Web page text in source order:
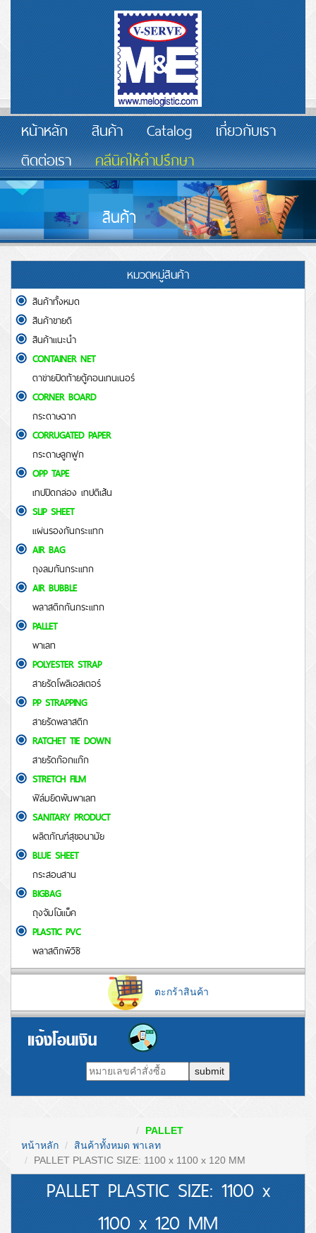
หน้าหลัก สินค้า Catalog
เกี่ยวกับเรา
ติดต่อเรา
คลีนิคให้คำปรึกษา
สินค้า
หมวดหมู่สินค้า
สินค้าทั้งหมด
สินค้าขายดี
สินค้าแนะนำ
CONTAINER NET
ตาข่ายปิดท้ายตู้คอนเทนเนอร์
CORNER BOARD
กระดาษฉาก
CORRUGATED PAPER
กระดาษลูกฟูก
OPP TAPE
เทปปิดกล่อง เทปตีเส้น
SLIP SHEET
แผ่นรองกันกระแทก
AIR BAG
ถุงลมกันกระแทก
AIR BUBBLE
พลาสติกกันกระแทก
PALLET
พาเลท
POLYESTER STRAP
สายรัดโพลีเอสเตอร์
PP STRAPPING
สายรัดพลาสติก
RATCHET TIE DOWN
สายรัดก๊อกแก๊ก
STRETCH FILM
ฟิล์มยืดพันพาเลท
SANITARY PRODUCT
ผลิตภัณฑ์สุขอนามัย
BLUE SHEET
กระสอบสาน
BIGBAG
ถุงจัมโบ้แบ็ค
PLASTIC PVC
พลาสติกพีวีซี
ตะกร้าสินค้า
submit
หน้าหลัก สินค้าทั้งหมด
PALLET
พาเลท
PALLET PLASTIC SIZE: 1100 x 1100 x 120 MM
PALLET PLASTIC SIZE: 1100 x
1100 x 120 MM